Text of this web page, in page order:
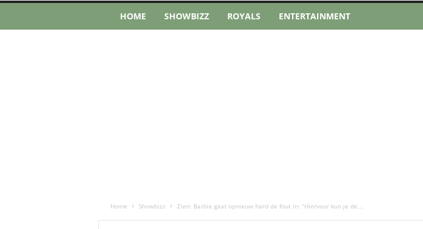
HOME SHOWBIZZ ROYALS ENTERTAINMENT
Home Showbizz Zien: Barbie gaat opnieuw hard de fout in: “Hiervoor kun je de...